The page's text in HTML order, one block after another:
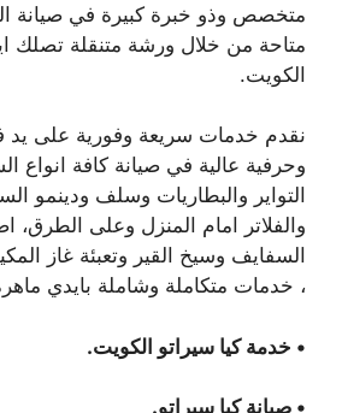
متخصص وذو خبرة كبيرة في صيانة
متاحة من خلال ورشة متنقلة تصلك
الكويت.
نقدم خدمات سريعة وفورية على يد
وحرفية عالية في صيانة كافة انواع
التواير والبطاريات وسلف ودينمو
والفلاتر امام المنزل وعلى الطرق،
السفايف وسيخ القير وتعبئة غاز
، خدمات متكاملة وشاملة بايدي
• خدمة كيا سيراتو الكويت.
• صيانة كيا سيراتو.